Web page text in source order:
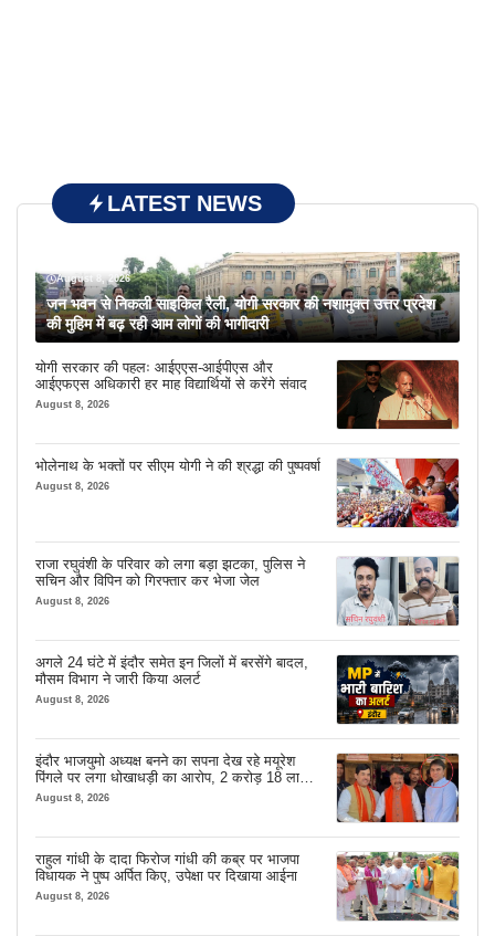
LATEST NEWS
August 8, 2026
जन भवन से निकली साइकिल रैली, योगी सरकार की नशामुक्त उत्तर प्रदेश
की मुहिम में बढ़ रही आम लोगों की भागीदारी
योगी सरकार की पहलः आईएएस-आईपीएस और
आईएफएस अधिकारी हर माह विद्यार्थियों से करेंगे संवाद
August 8, 2026
भोलेनाथ के भक्तों पर सीएम योगी ने की श्रद्धा की पुष्पवर्षा
August 8, 2026
राजा रघुवंशी के परिवार को लगा बड़ा झटका, पुलिस ने
सचिन और विपिन को गिरफ्तार कर भेजा जेल
August 8, 2026
अगले 24 घंटे में इंदौर समेत इन जिलों में बरसेंगे बादल,
मौसम विभाग ने जारी किया अलर्ट
August 8, 2026
इंदौर भाजयुमो अध्यक्ष बनने का सपना देख रहे मयूरेश
पिंगले पर लगा धोखाधड़ी का आरोप, 2 करोड़ 18 लाख
लेने के बाद भी नहीं दिया जमीन का कब्जा
August 8, 2026
राहुल गांधी के दादा फिरोज गांधी की कब्र पर भाजपा
विधायक ने पुष्प अर्पित किए, उपेक्षा पर दिखाया आईना
August 8, 2026